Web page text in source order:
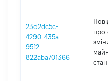
23d2dc5c-
4290-435a-
95f2-
822aba701366
про